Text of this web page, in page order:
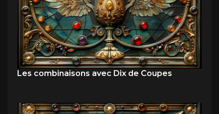
Les combinaisons avec Dix de Coupes